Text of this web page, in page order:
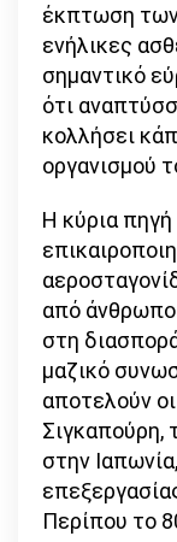
έκπτωση
ενήλικες
σημαντικό
ότι
κολλήσει
οργανισμού
Η κύρια
από άνθρωπο
στη
μαζικό
αποτελούν
Σιγκαπούρη,
στην
Περίπου το